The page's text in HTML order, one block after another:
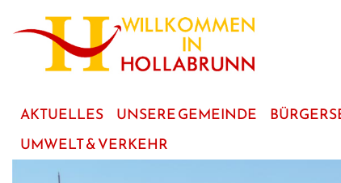
Hauptinhalt
AKTUELLES UNSERE GEMEINDE
UMWELT & VERKEHR